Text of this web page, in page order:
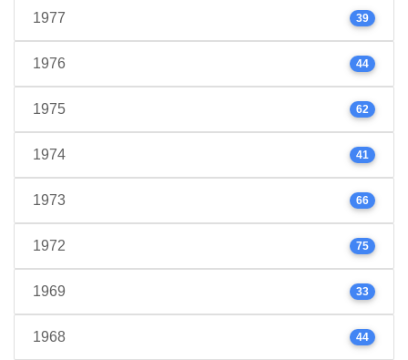
1977 39
1976 44
1975 62
1974 41
1973 66
1972 75
1969 33
1968 44